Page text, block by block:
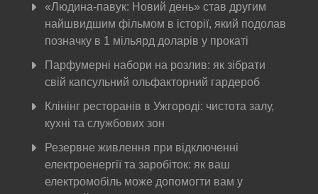
«Людина-павук: Новий день» став другим
найшвидшим фільмом в історії, який подолав
позначку в 1 мільярд доларів у прокаті
Парфумерні набори на розлив: як зібрати
свій капсульний ольфакторний гардероб
Клінінг ресторанів в Ужгороді: чистота залу,
кухні та службових зон
Резервне живлення при відключенні
електроенергії та заробіток: як ваш
електромобіль може допомогти вам у